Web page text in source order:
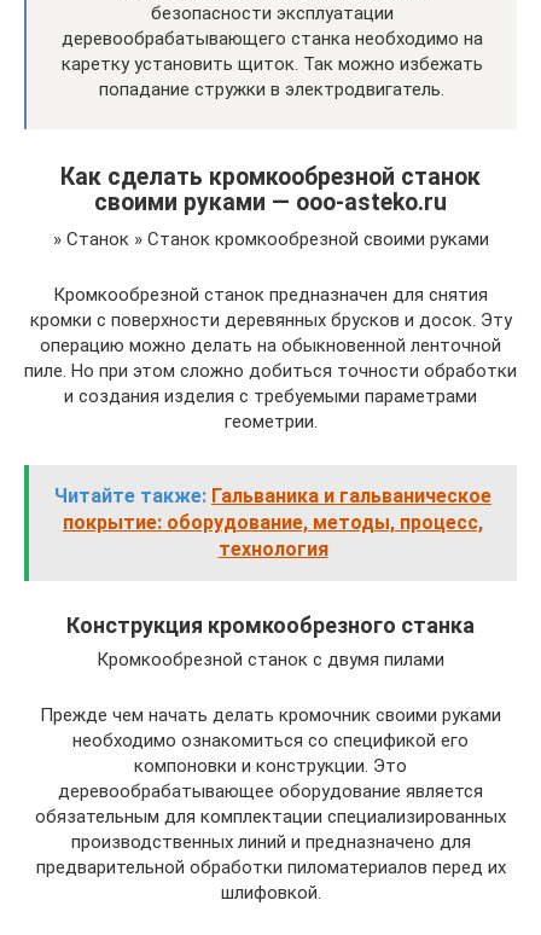
безопасности эксплуатации
деревообрабатывающего станка необходимо на
каретку установить щиток. Так можно избежать
попадание стружки в электродвигатель.
Как сделать кромкообрезной станок
своими руками — ooo-asteko.ru
» Станок » Станок кромкообрезной своими руками
Кромкообрезной станок предназначен для снятия
кромки с поверхности деревянных брусков и досок. Эту
операцию можно делать на обыкновенной ленточной
пиле. Но при этом сложно добиться точности обработки
и создания изделия с требуемыми параметрами
геометрии.
Читайте также: Гальваника и гальваническое
покрытие: оборудование, методы, процесс,
технология
Конструкция кромкообрезного станка
Кромкообрезной станок с двумя пилами
Прежде чем начать делать кромочник своими руками
необходимо ознакомиться со спецификой его
компоновки и конструкции. Это
деревообрабатывающее оборудование является
обязательным для комплектации специализированных
производственных линий и предназначено для
предварительной обработки пиломатериалов перед их
шлифовкой.